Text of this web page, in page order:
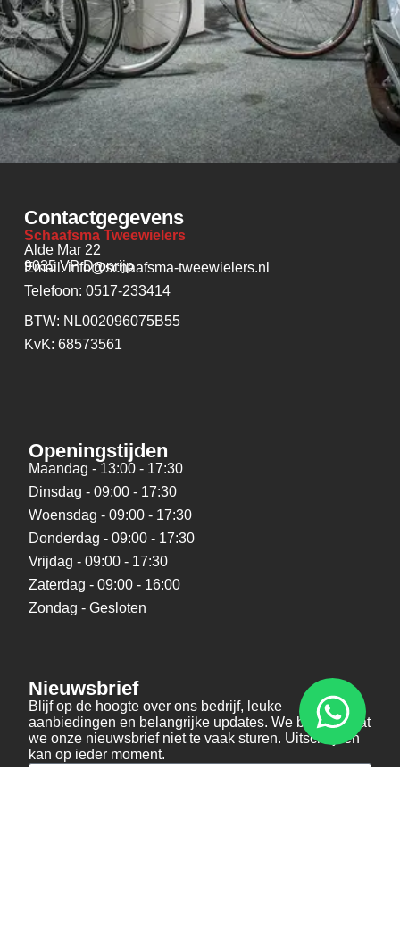
Contactgegevens
Schaafsma Tweewielers
Alde Mar 22
9035 VP Dronrijp
Email: info@schaafsma-tweewielers.nl
Telefoon: 0517-233414
BTW: NL002096075B55
KvK: 68573561
Openingstijden
Maandag - 13:00 - 17:30
Dinsdag - 09:00 - 17:30
Woensdag - 09:00 - 17:30
Donderdag - 09:00 - 17:30
Vrijdag - 09:00 - 17:30
Zaterdag - 09:00 - 16:00
Zondag - Gesloten
Nieuwsbrief
Blijf op de hoogte over ons bedrijf, leuke
aanbiedingen en belangrijke updates. We beloven dat
we onze nieuwsbrief niet te vaak sturen. Uitschrijven
kan op ieder moment.